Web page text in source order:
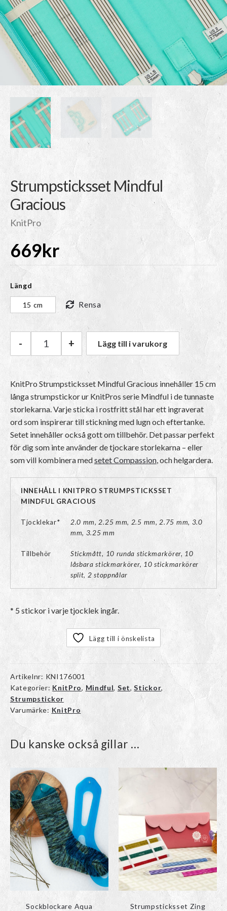
Strumpsticksset Mindful
Gracious
KnitPro
669kr
Längd
15 cm Rensa
KnitPro Strumpsticksset Mindful Gracious
- + Lägg till i varukorg
KnitPro Strumpsticksset Mindful Gracious innehåller 15 cm
långa strumpstickor ur KnitPros serie Mindful i de tunnaste
storlekarna. Varje sticka i rostfritt stål har ett ingraverat
ord som inspirerar till stickning med lugn och eftertanke.
Setet innehåller också gott om tillbehör. Det passar perfekt
för dig som inte använder de tjockare storlekarna – eller
som vill kombinera medsetet Compassion, och helgardera.
INNEHÅLL I KNITPRO STRUMPSTICKSSET
MINDFUL GRACIOUS
Tjocklekar*
2.0 mm, 2.25 mm, 2.5 mm, 2.75 mm, 3.0
mm, 3.25 mm
Tillbehör
Stickmått, 10 runda stickmarkörer, 10
låsbara stickmarkörer, 10 stickmarkörer
split, 2 stoppnålar
* 5 stickor i varje tjocklek ingår.
Lägg till i önskelista
Artikelnr: KNI176001
Kategorier: KnitPro, Mindful, Set,Stickor,
Strumpstickor
Varumärke: KnitPro
Du kanske också gillar …
Sockblockare Aqua
här
produkten
har
flera
varianter.
De
olika
alternativen
kan
Strumpsticksset Zing
Den
flera
varianter.
De
olika
alternativen
kan
väljas
på
produktsidan